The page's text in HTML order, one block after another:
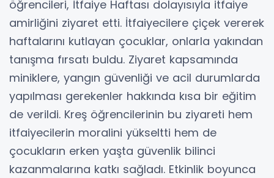
öğrencileri, İtfaiye Haftası dolayısıyla itfaiye
amirliğini ziyaret etti. İtfaiyecilere çiçek vererek
haftalarını kutlayan çocuklar, onlarla yakından
tanışma fırsatı buldu. Ziyaret kapsamında
miniklere, yangın güvenliği ve acil durumlarda
yapılması gerekenler hakkında kısa bir eğitim
de verildi. Kreş öğrencilerinin bu ziyareti hem
itfaiyecilerin moralini yükseltti hem de
çocukların erken yaşta güvenlik bilinci
kazanmalarına katkı sağladı. Etkinlik boyunca